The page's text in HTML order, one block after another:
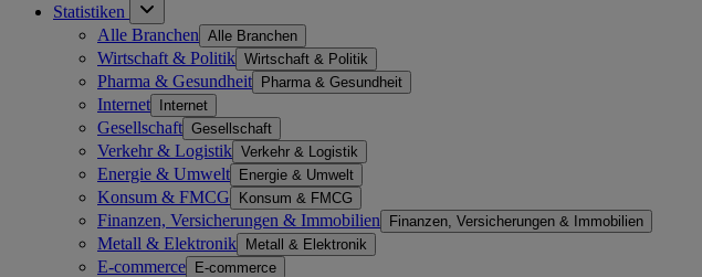
Statistiken
Alle Branchen Alle Branchen
Wirtschaft & Politik Wirtschaft & Politik
Pharma & Gesundheit Pharma & Gesundheit
Internet Internet
Gesellschaft Gesellschaft
Verkehr & Logistik Verkehr & Logistik
Energie & Umwelt Energie & Umwelt
Konsum & FMCG Konsum & FMCG
Finanzen, Versicherungen & Immobilien Finanzen, Versicherungen & Immobilien
Metall & Elektronik Metall & Elektronik
E-commerce E-commerce